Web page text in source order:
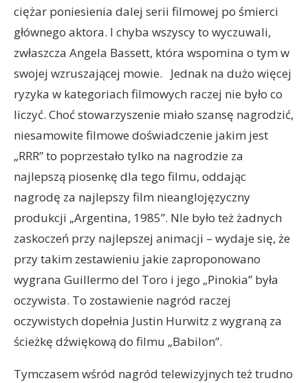
ciężar poniesienia dalej serii filmowej po śmierci
głównego aktora. I chyba wszyscy to wyczuwali,
zwłaszcza Angela Bassett, która wspomina o tym w
swojej wzruszającej mowie.
Jednak na dużo więcej
ryzyka w kategoriach filmowych raczej nie było co
liczyć. Choć stowarzyszenie miało szansę nagrodzić,
niesamowite filmowe doświadczenie jakim jest
„RRR” to poprzestało tylko na nagrodzie za
najlepszą piosenkę dla tego filmu, oddając
nagrodę za najlepszy film nieanglojęzyczny
produkcji „Argentina, 1985”. NIe było też żadnych
zaskoczeń przy najlepszej animacji – wydaje się, że
przy takim zestawieniu jakie zaproponowano
wygrana Guillermo del Toro i jego „Pinokia” była
oczywista. To zostawienie nagród raczej
oczywistych dopełnia Justin Hurwitz z wygraną za
ścieżkę dźwiękową do filmu „Babilon”.
Tymczasem wśród nagród telewizyjnych też trudno